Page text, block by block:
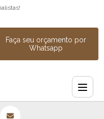
Faça seu orçamento por
Whatsapp